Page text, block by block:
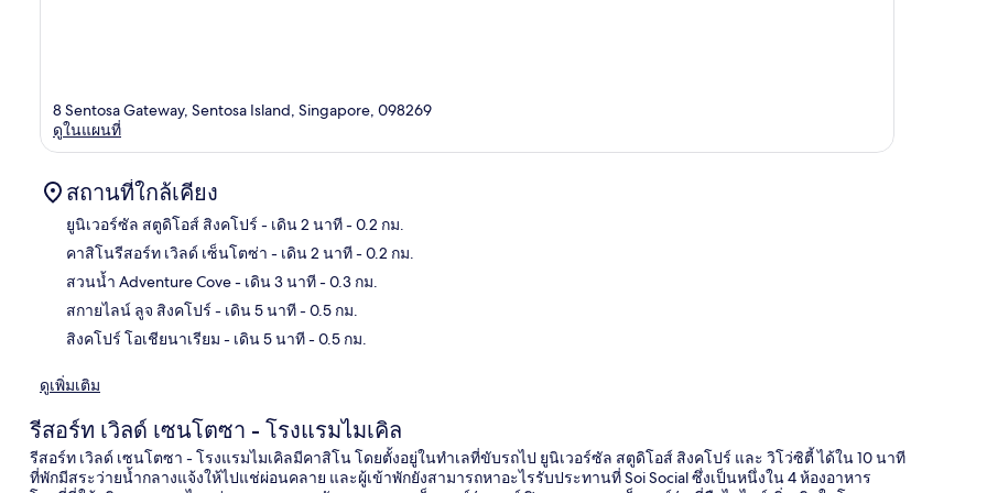
8 Sentosa Gateway, Sentosa Island, Singapore, 098269
ดูในแผนที่
สถานที่ใกล้เคียง
ยูนิเวอร์ซัล สตูดิโอส์ สิงคโปร์ - เดิน 2 นาที- 0.2 กม.
คาสิโนรีสอร์ท เวิลด์ เซ็นโตซ่า - เดิน 2 นาที- 0.2 กม.
สวนน้ำ Adventure Cove- เดิน 3 นาที- 0.3 กม.
สกายไลน์ ลูจ สิงคโปร์ - เดิน 5 นาที- 0.5 กม.
สิงคโปร์ โอเชียนาเรียม - เดิน 5 นาที- 0.5 กม.
ดูเพิ่มเติม
รีสอร์ท เวิลด์ เซนโตซา - โรงแรมไมเคิล
รีสอร์ท เวิลด์ เซนโตซา - โรงแรมไมเคิลมีคาสิโน โดยตั้งอยู่ในทำเลที่ขับรถไป ยูนิเวอร์ซัล สตูดิโอส์ สิงคโปร์ และ วิโว่ซิตี้ ได้ใน 10 นาที
ที่พักมีสระว่ายน้ำกลางแจ้งให้ไปแช่ผ่อนคลาย และผู้เข้าพักยังสามารถหาอะไรรับประทานที่ Soi Social ซึ่งเป็นหนึ่งใน 4 ห้องอาหาร